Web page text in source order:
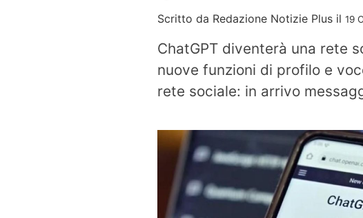
Scritto da Redazione Notizie Plus il 19
ChatGPT diventerà una rete
nuove funzioni di profilo e
rete sociale: in arrivo